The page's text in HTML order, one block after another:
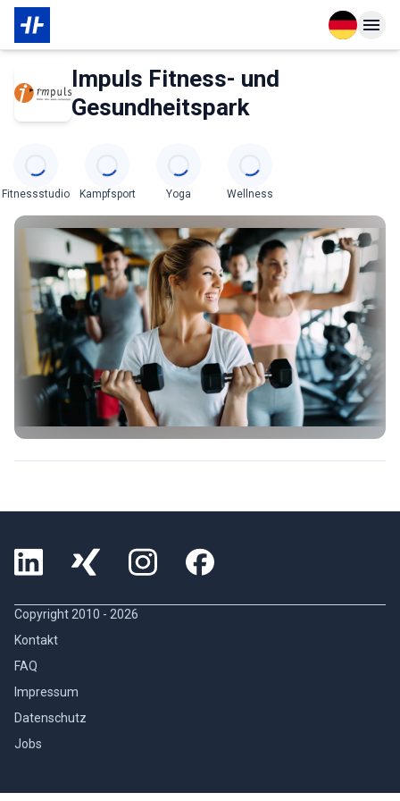
OpenOpen
Das Wichtigste zur Mitgliedschaft
Impuls Fitness- und
Gesundheitspark
Fitnessstudio Kampfsport Yoga Wellness
Copyright 2010 - 2026
Kontakt
FAQ
Impressum
Datenschutz
Jobs